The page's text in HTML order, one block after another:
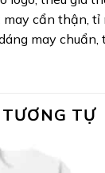
may cẩn thận, tỉ
may
TỰ